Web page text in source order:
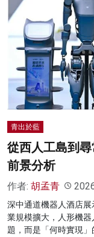
科技
影片
名家榜
灼見活動
青出於藍
從西人工島到
前景分析
作者: 胡孟青
深中通道機器人酒店
業規模擴大，人形機
題，而是「何時實現」